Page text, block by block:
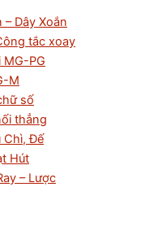
– Dây Xoắn
tắc xoay
MG-PG
M
số
thẳng
Chì, Đế
Hút
– Lược